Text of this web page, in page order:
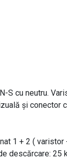
cu neutru.
şi
1 + 2 (